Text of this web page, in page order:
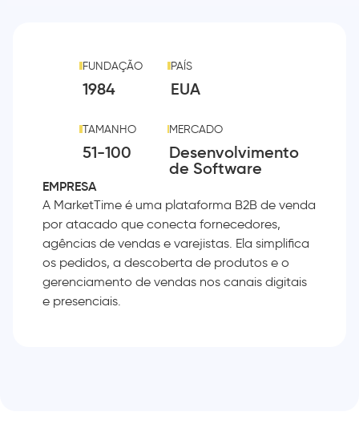
FUNDAÇÃO
1984
PAÍS
EUA
TAMANHO
51-100
MERCADO
Desenvolvimento
de Software
EMPRESA
A MarketTime é uma plataforma B2B de venda
por atacado que conecta fornecedores,
agências de vendas e varejistas. Ela simplifica
os pedidos, a descoberta de produtos e o
gerenciamento de vendas nos canais digitais
e presenciais.